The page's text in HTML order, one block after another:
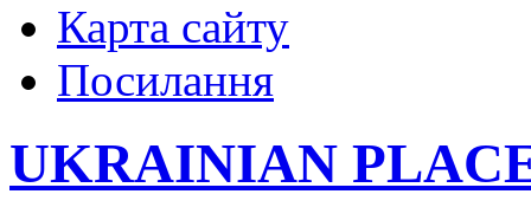
Карта сайту
Посилання
UKRAINIAN